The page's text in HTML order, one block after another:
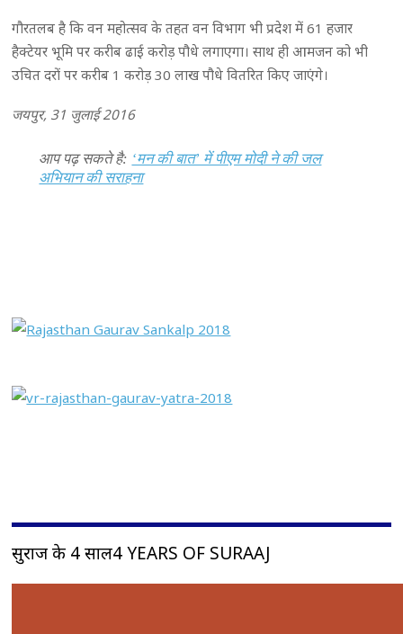
गौरतलब है कि वन महोत्सव के तहत वन विभाग भी प्रदेश में 61 हजार
हैक्टेयर भूमि पर करीब ढाई करोड़ पौधे लगाएगा। साथ ही आमजन को भी
उचित दरों पर करीब 1 करोड़ 30 लाख पौधे वितरित किए जाएंगे।
जयपुर, 31 जुलाई 2016
आप पढ़ सकते है: ‘मन की बात’ में पीएम मोदी ने की जल
अभियान की सराहना
सुराज के 4 साल4 YEARS OF SURAAJ